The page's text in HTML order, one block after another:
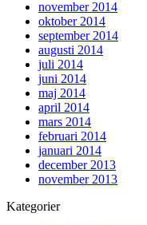
november 2014
oktober 2014
september 2014
augusti 2014
juli 2014
juni 2014
maj 2014
april 2014
mars 2014
februari 2014
januari 2014
december 2013
november 2013
Kategorier